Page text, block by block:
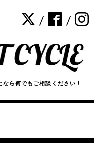
/ /
ら何でもご相談ください！